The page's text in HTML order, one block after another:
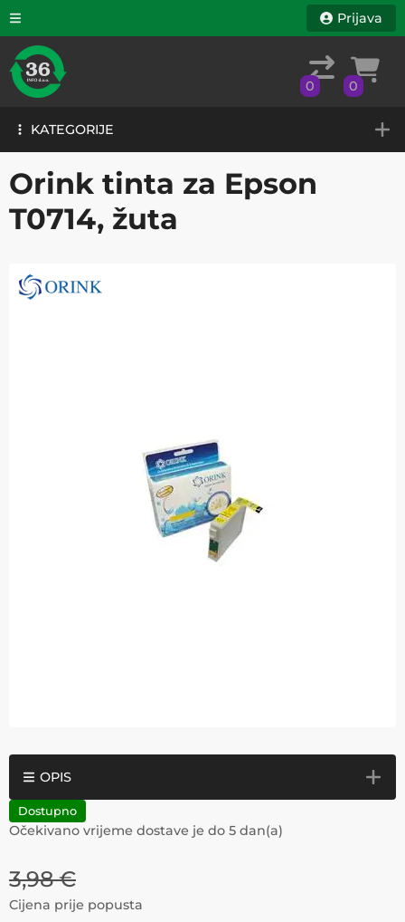
KATEGORIJE
Prijava
0 0
KATEGORIJE
Orink tinta za Epson
T0714, žuta
OPIS
Dostupno
Očekivano vrijeme dostave je do 5 dan(a)
3,98 €
Cijena prije popusta